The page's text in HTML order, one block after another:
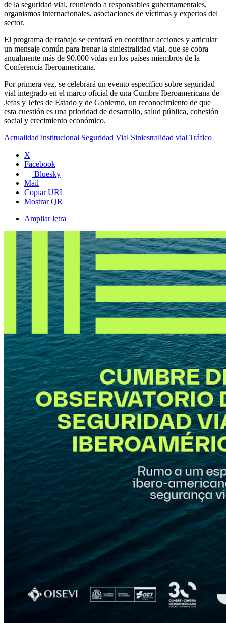
de la seguridad vial, reuniendo a responsables gubernamentales,
organismos internacionales, asociaciones de víctimas y expertos del
sector.
El programa de trabajo se centrará en coordinar acciones y articular
un mensaje común para frenar la siniestralidad vial, que se cobra
anualmente más de 90.000 vidas en los países miembros de la
Conferencia Iberoamericana.
Por primera vez, se celebrará un evento específico sobre seguridad
vial integrado en el marco oficial de una Cumbre Iberoamericana de
Jefas y Jefes de Estado y de Gobierno, un reconocimiento de que
esta cuestión es una prioridad de desarrollo, salud pública, cohesión
social y crecimiento económico.
Actualidad institucional Seguridad Vial Siniestralidad vial Tráfico
X
Facebook
Bluesky
Mail
Copiar URL
Mostrar QR
Ampliar letra